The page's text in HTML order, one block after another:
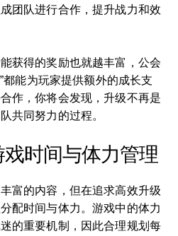
团队进行合作，提升战力和效
获得的奖励也就越丰富，公会
都能为玩家提供额外的成长支
作，你将会发现，升级不再是
共同努力的过程。
时间与体力管理
富的内容，但在追求高效升级
配时间与体力。游戏中的体力
的重要机制，因此合理规划每